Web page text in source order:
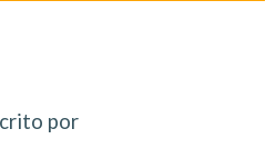
por